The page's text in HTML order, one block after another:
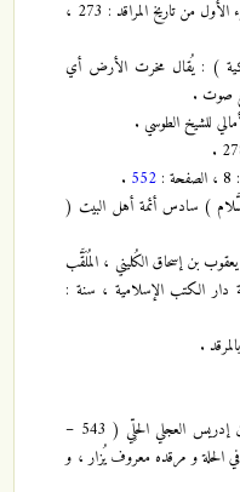
الذكر ، و الله العالم . دائرة المعارف الحسينية : الجزء الأول من تاريخ المراقد : 273 ،
) : يُقال مخرت الأرض أي
صوت .
552
.
) سادس أئمة أهل البيت (
بن يعقوب بن إسحاق الكُليني ، المُلَقَّب
: 329 هجرية ، طبعة دار الكتب الإسلامية ، سنة :
.
ابن إدريس : هو محمد بن منصور بن أحمد بن إدريس العجلي الحلِّي ( 543 –
في الحلة و مرقده معروف يُزار ، و